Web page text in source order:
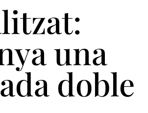
una
doble